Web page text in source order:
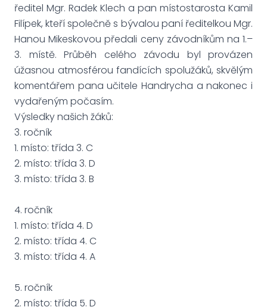
ředitel Mgr. Radek Klech a pan místostarosta Kamil
Filípek, kteří společně s bývalou paní ředitelkou Mgr.
Hanou Mikeskovou předali ceny závodníkům na 1.–
3. místě. Průběh celého závodu byl provázen
úžasnou atmosférou fandících spolužáků, skvělým
komentářem pana učitele Handrycha a nakonec i
vydařeným počasím.
Výsledky našich žáků:
3. ročník
1. místo: třída 3. C
2. místo: třída 3. D
3. místo: třída 3. B
4. ročník
1. místo: třída 4. D
2. místo: třída 4. C
3. místo: třída 4. A
5. ročník
2. místo: třída 5. D